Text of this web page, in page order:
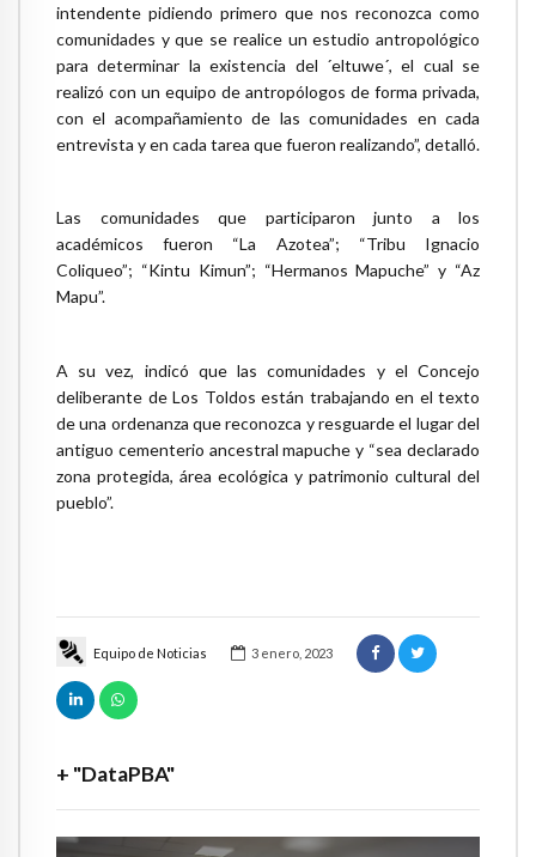
Equipo de Noticias 3 enero, 2023
+ "DataPBA"
intendente pidiendo primero que nos reconozca como
comunidades y que se realice un estudio antropológico
para determinar la existencia del ´eltuwe´, el cual se
realizó con un equipo de antropólogos de forma privada,
con el acompañamiento de las comunidades en cada
entrevista y en cada tarea que fueron realizando”, detalló.
Las comunidades que participaron junto a los
académicos fueron “La Azotea”; “Tribu Ignacio
Coliqueo”; “Kintu Kimun”; “Hermanos Mapuche” y “Az
Mapu”.
A su vez, indicó que las comunidades y el Concejo
deliberante de Los Toldos están trabajando en el texto
de una ordenanza que reconozca y resguarde el lugar del
antiguo cementerio ancestral mapuche y “sea declarado
zona protegida, área ecológica y patrimonio cultural del
pueblo”.